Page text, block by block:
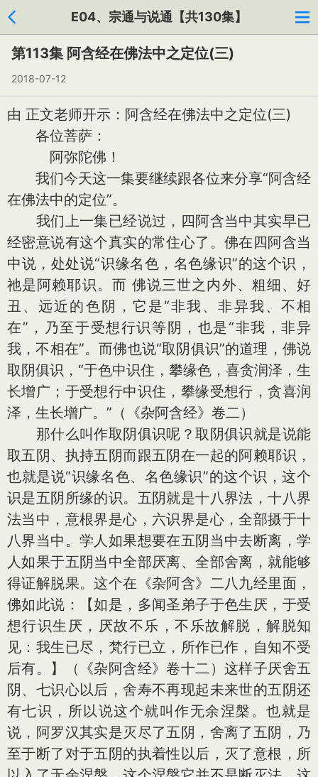
E04、宗通与说通【共130集】
第113集 阿含经在佛法中之定位(三)
2018-07-12
由 正文老师开示：阿含经在佛法中之定位(三)
各位菩萨：
阿弥陀佛！
我们今天这一集要继续跟各位来分享“阿含经
在佛法中的定位”。
我们上一集已经说过，四阿含当中其实早已
经密意说有这个真实的常住心了。佛在四阿含当
中说，处处说“识缘名色，名色缘识”的这个识，
祂是阿赖耶识。而 佛说三世之内外、粗细、好
丑、远近的色阴，它是“非我、非异我、不相
在”，乃至于受想行识等阴，也是“非我，非异
我，不相在”。而佛也说“取阴俱识”的道理，佛说
取阴俱识，“于色中识住，攀缘色，喜贪润泽，生
长增广；于受想行中识住，攀缘受想行，贪喜润
泽，生长增广。”（《杂阿含经》卷二）
那什么叫作取阴俱识呢？取阴俱识就是说能
取五阴、执持五阴而跟五阴在一起的阿赖耶识，
也就是说“识缘名色、名色缘识”的这个识，这个
识是五阴所缘的识。五阴就是十八界法，十八界
法当中，意根界是心，六识界是心，全部摄于十
八界当中。学人如果想要在五阴当中去断离，学
人如果于五阴当中全部厌离、全部舍离，就能够
得证解脱果。这个在《杂阿含》二八九经里面，
佛如此说：【如是，多闻圣弟子于色生厌，于受
想行识生厌，厌故不乐，不乐故解脱，解脱知
见：我生已尽，梵行已立，所作已作，自知不受
后有。】（《杂阿含经》卷十二）这样子厌舍五
阴、七识心以后，舍寿不再现起未来世的五阴还
有七识，所以说这个就叫作无余涅槃。也就是
说，阿罗汉其实是灭尽了五阴，舍离了五阴，乃
至于断了对于五阴的执着性以后，灭了意根，所